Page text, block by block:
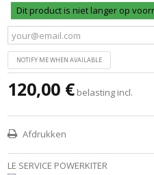
Dit product is niet langer op
NOTIFY ME WHEN AVAILABLE
120,00 € belasting incl.
Afdrukken
LE SERVICE POWERKITER